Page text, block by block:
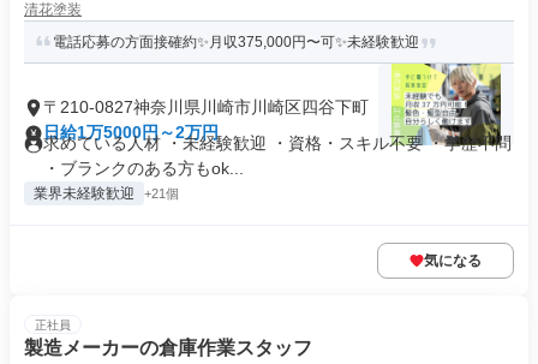
清花塗装
電話応募の方面接確約✨月収375,000円〜可✨未経験歓迎
〒210-0827神奈川県川崎市川崎区四谷下町
日給1万5000円～2万円
求めている人材 ・未経験歓迎 ・資格・スキル不要 ・学歴不問
・ブランクのある方もok...
業界未経験歓迎 +21個
気になる
正社員
製造メーカーの倉庫作業スタッフ